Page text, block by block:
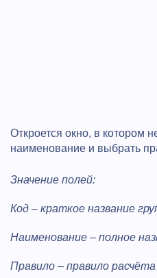
Откроется окно, в котором
наименование и выбрать
Значение полей:
Код – краткое название
Наименование – полное
Правило – правило расчёта